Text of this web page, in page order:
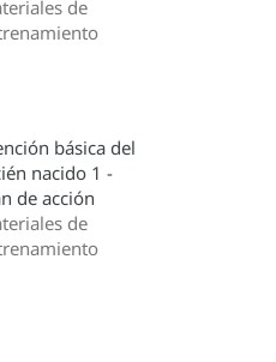
de
básica del
nacido 1 -
de acción
de